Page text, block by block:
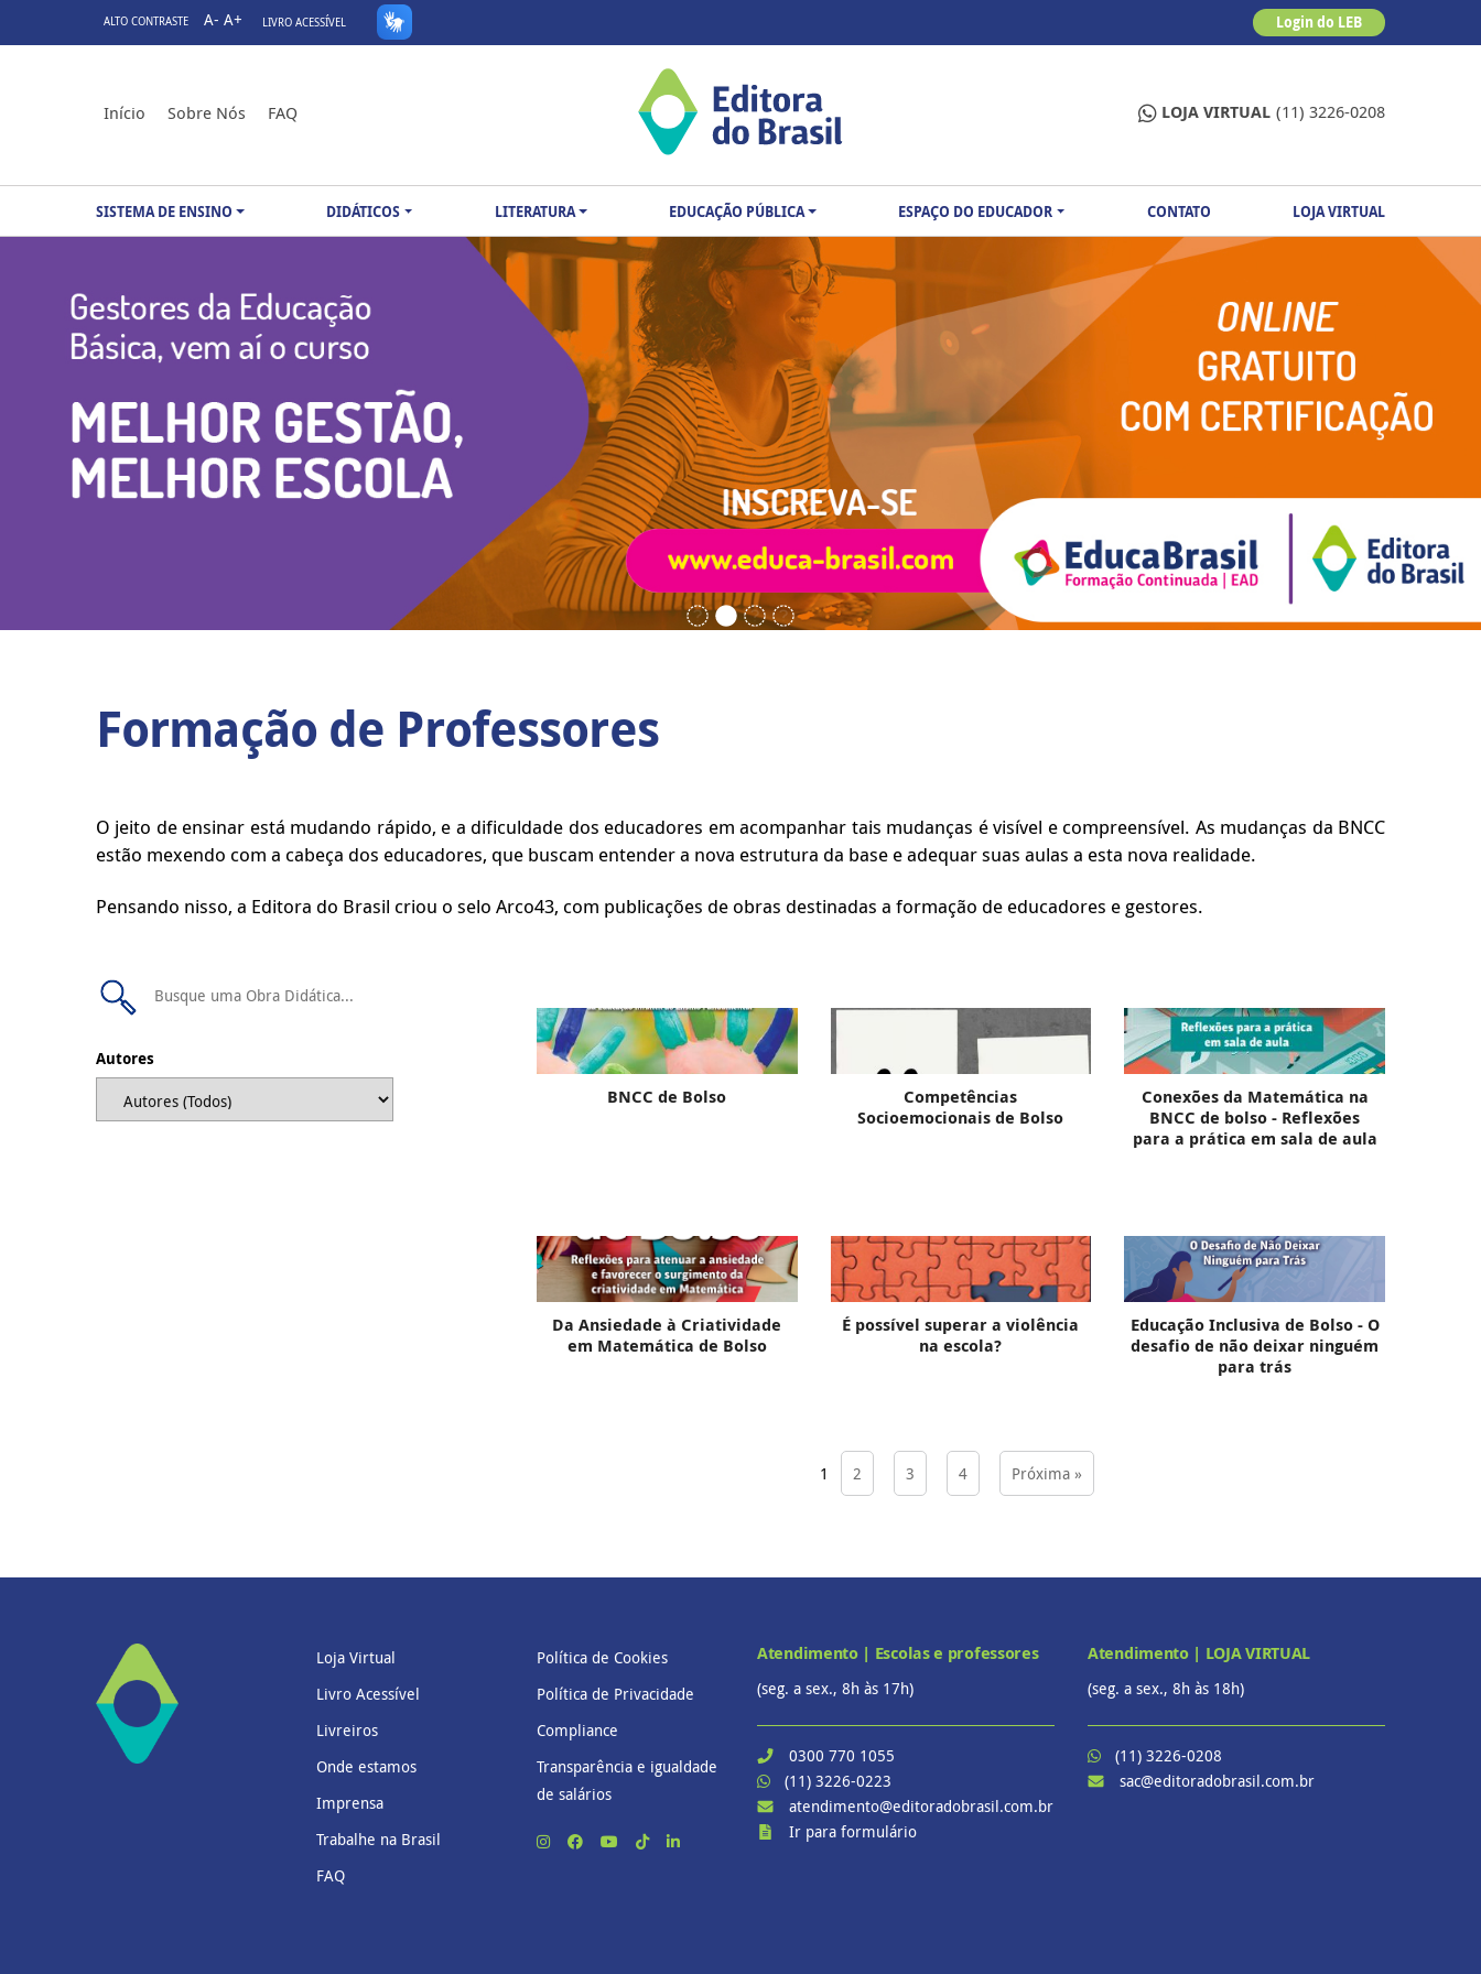
ALTO CONTRASTE A- A+ LIVRO ACESSÍVEL Login do LEB
Início Sobre Nós FAQ LOJA VIRTUAL (11) 3226-0208
SISTEMA DE ENSINO DIDÁTICOS LITERATURA EDUCAÇÃO PÚBLICA ESPAÇO DO EDUCADOR CONTATO LOJA VIRTUAL
Formação de Professores
O jeito de ensinar está mudando rápido, e a dificuldade dos educadores em acompanhar tais mudanças é visível e compreensível. As mudanças da BNCC
estão mexendo com a cabeça dos educadores, que buscam entender a nova estrutura da base e adequar suas aulas a esta nova realidade.
Pensando nisso, a Editora do Brasil criou o selo Arco43, com publicações de obras destinadas a formação de educadores e gestores.
Autores
BNCC de Bolso
Competências
Socioemocionais de Bolso
Conexões da Matemática na
BNCC de bolso - Reflexões
para a prática em sala de aula
Da Ansiedade à Criatividade
em Matemática de Bolso
É possível superar a violência
na escola?
Educação Inclusiva de Bolso - O
desafio de não deixar ninguém
para trás
1 2 3 4 Próxima »
Loja Virtual
Livro Acessível
Livreiros
Onde estamos
Imprensa
Trabalhe na Brasil
FAQ
Política de Cookies
Política de Privacidade
Compliance
Transparência e igualdade
de salários
Atendimento | Escolas e professores
(seg. a sex., 8h às 17h)
0300 770 1055
(11) 3226-0223
atendimento@editoradobrasil.com.br
Ir para formulário
Atendimento | LOJA VIRTUAL
(seg. a sex., 8h às 18h)
(11) 3226-0208
sac@editoradobrasil.com.br